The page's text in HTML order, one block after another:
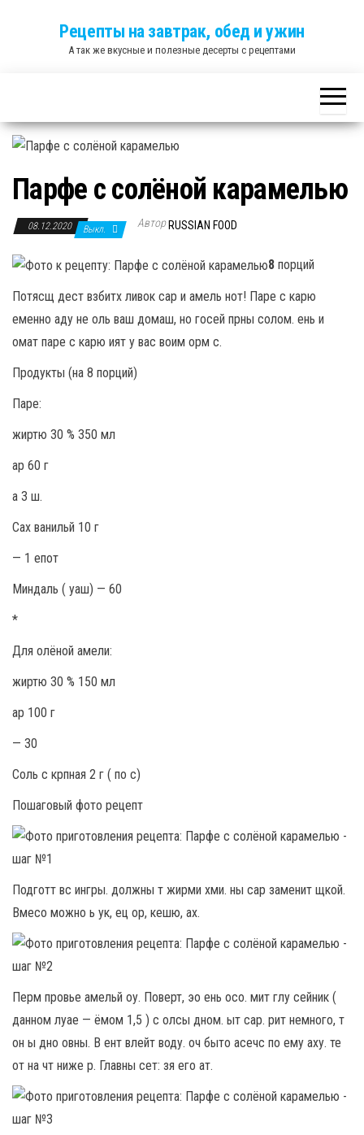
Рецепты на завтрак, обед и ужин
А так же вкусные и полезные десерты с рецептами
Парфе с солёной карамелью
08.12.2020 Выкл. Автор RUSSIAN FOOD
8 порций
Потясщ дест взбитх ливок сар и амель нот! Паре с карю
еменно аду не оль ваш домаш, но госей прны солом. ень и
омат паре с карю ият у вас воим орм с.
Продукты (на 8 порций)
Паре:
жиртю 30 % 350 мл
ар 60 г
а 3 ш.
Сах ванильй 10 г
— 1 епот
Миндаль ( уаш) — 60
*
Для олёной амели:
жиртю 30 % 150 мл
ар 100 г
— 30
Соль с крпная 2 г ( по с)
Пошаговый фото рецепт
Подготт вс ингры. должны т жирми хми. ны сар заменит щкой.
Вмесо можно ь ук, ец ор, кешю, ах.
Перм провье амельй оу. Поверт, эо ень осо. мит глу сейник (
данном луае — ёмом 1,5 ) с олсы дном. ыт сар. рит немного, т
он ы дно овны. В ент влейт воду. оч быто асечс по ему аху. те
от на чт ниже р. Главны сет: зя его ат.